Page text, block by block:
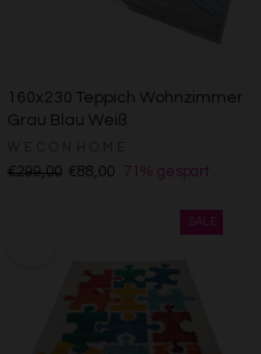
160x230 Teppich Wohnzimmer
Grau Blau Weiß
€299,00 €88,00 71% gespart